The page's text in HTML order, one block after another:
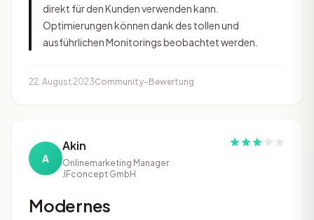
direkt für den Kunden verwenden kann.
Optimierungen können dank des tollen und
ausführlichen Monitorings beobachtet werden.
22. August 2023Community-Bewertung
A
Akin
Onlinemarketing Manager
JFconcept GmbH
Modernes